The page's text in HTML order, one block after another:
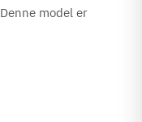
model er